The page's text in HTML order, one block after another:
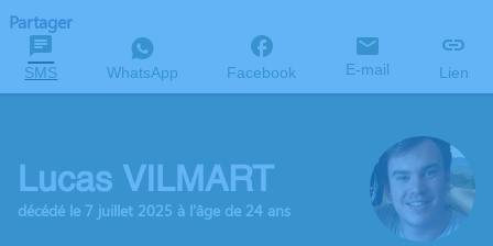
Partager
SMS WhatsApp Facebook E-mail Lien
Lucas VILMART
décédé le 7 juillet 2025 à l'âge de 24 ans